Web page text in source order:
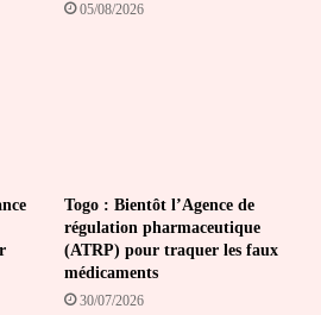
05/08/2026
Togo : Bientôt l’Agence de
régulation pharmaceutique
(ATRP) pour traquer les faux
médicaments
30/07/2026